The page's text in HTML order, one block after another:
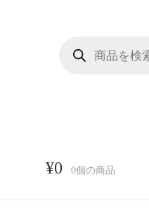
¥0 0個の商品